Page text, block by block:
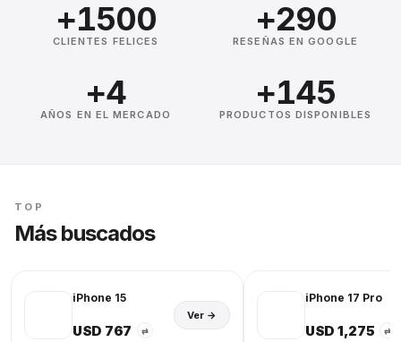
+1500
CLIENTES FELICES
+290
RESEÑAS EN GOOGLE
+4
AÑOS EN EL MERCADO
+145
PRODUCTOS DISPONIBLES
TOP
Más buscados
iPhone 15
USD 767 ⇄
Ver →
iPhone 17 Pro
USD 1,275 ⇄